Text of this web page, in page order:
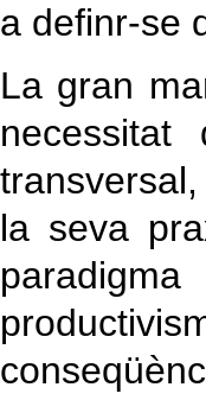
a definr-se
La gran
la seva